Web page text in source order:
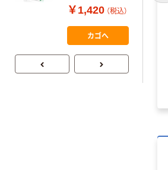
MINI JP1 1パッ
ク（10枚入り）
￥1,420 （税込）
カゴへ